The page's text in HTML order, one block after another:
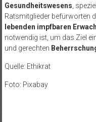
Gesundheitswesens,
Ratsmitglieder befürworten
lebenden impfbaren
notwendig ist, um das Ziel
und gerechten
Quelle: Ethikrat
Foto: Pixabay